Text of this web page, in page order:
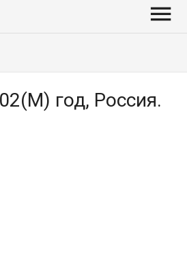

год, Россия.